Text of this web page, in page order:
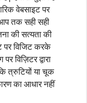
वेबसाइट पर
तक सही सही
की सत्यता की
पर विजिट करके
विज़िटर द्वारा
त्रुटियों या चूक
का आधार नहीं